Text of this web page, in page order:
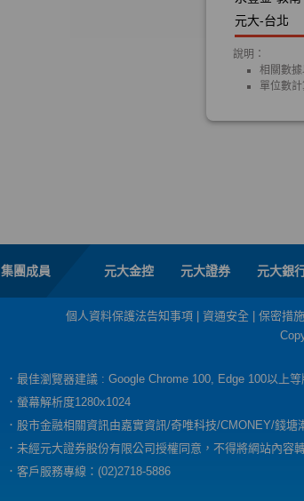
集團成員 元大金控 元大證券 元大銀
個人資料保護法告知事項 資通安全 保密措施
．最佳瀏覽器建議 : Google Chrome 100, Edge 100以上
．螢幕解析度1280x1024
．股市金融相關資訊由嘉實資訊/奇唯科技/CMONEY/錢塘
．未經元大證券股份有限公司授權同意，不得將網站內容
．客戶服務專線：(02)2718-5886